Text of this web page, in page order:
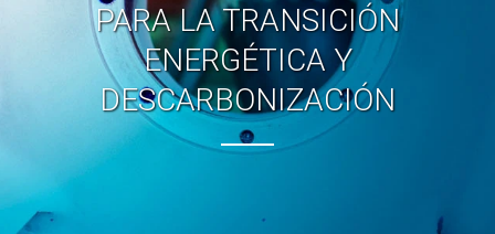
PARA LA TRANSICIÓN
ENERGÉTICA Y
DESCARBONIZACIÓN